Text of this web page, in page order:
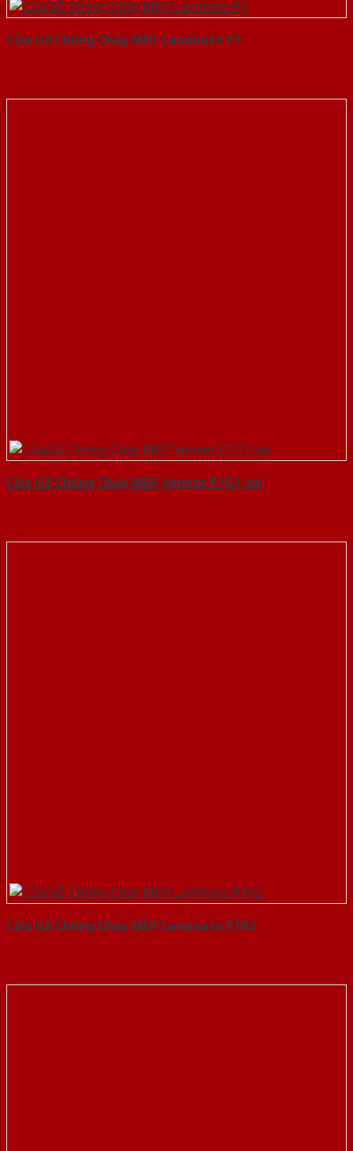
Cửa Gỗ Chống Cháy MDF Laminate P1
Cửa Gỗ Chống Cháy MDF Veneer P1G1 soi
Cửa Gỗ Chống Cháy MDF Laminate P1R2